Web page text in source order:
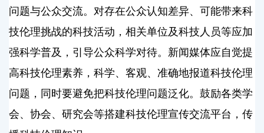
问题与公众交流。对存在公众认知差异、可能带来科
技伦理挑战的科技活动，相关单位及科技人员等应加
强科学普及，引导公众科学对待。新闻媒体应自觉提
高科技伦理素养，科学、客观、准确地报道科技伦理
问题，同时要避免把科技伦理问题泛化。鼓励各类学
会、协会、研究会等搭建科技伦理宣传交流平台，传